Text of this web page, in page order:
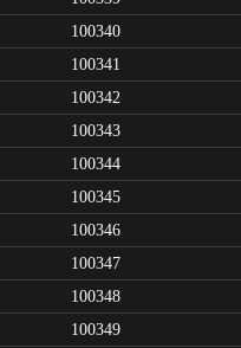
100340
100341
100342
100343
100344
100345
100346
100347
100348
100349